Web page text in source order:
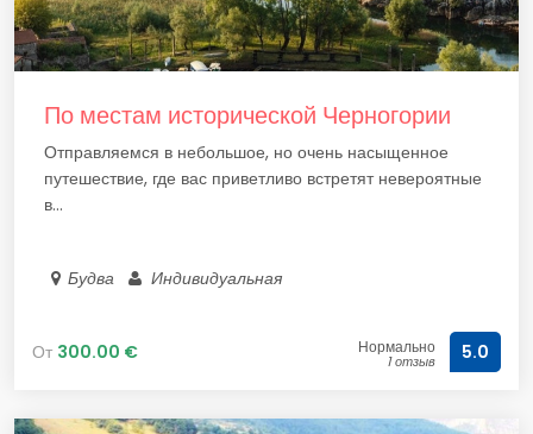
По местам исторической Черногории
Отправляемся в небольшое, но очень насыщенное
путешествие, где вас приветливо встретят невероятные
в...
Будва Индивидуальная
От 300.00 € Нормально
1 отзыв 5.0